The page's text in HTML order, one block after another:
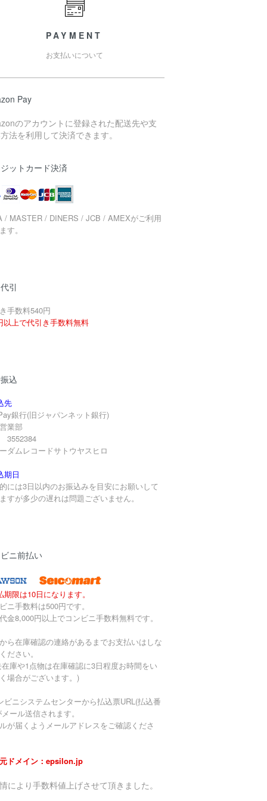
PAYMENT
お支払いについて
Pay
のアカウントに登録された配送先や支
法を利用して決済できます。
ットカード決済
/ MASTER / DINERS / JCB / AMEXがご利用
す。
引
手数料540円
以上で代引き手数料無料
込
先
銀行(旧ジャパンネット銀行)
業部
3552384
ダムレコードサトウヤスヒロ
期日
には3日以内のお振込みを目安にお願いして
すが多少の遅れは問題ございません。
ニ前払い
期限は10日になります。
ニ手数料は500円です。
金8,000円以上でコンビニ手数料無料です。
ら在庫確認の連絡があるまでお支払いはしな
ださい。
庫や1点物は在庫確認に3日程度お時間をい
場合がございます。)
ビニシステムセンターから払込票URL(払込番
ール送信されます。
が届くようメールアドレスをご確認くださ
ドメイン：epsilon.jp
により手数料値上げさせて頂きました。